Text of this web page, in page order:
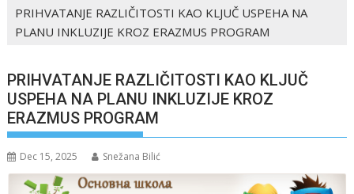
PRIHVATANJE RAZLIČITOSTI KAO KLJUČ USPEHA NA
PLANU INKLUZIJE KROZ ERAZMUS PROGRAM
PRIHVATANJE RAZLIČITOSTI KAO KLJUČ
USPEHA NA PLANU INKLUZIJE KROZ
ERAZMUS PROGRAM
Dec 15, 2025 Snežana Bilić